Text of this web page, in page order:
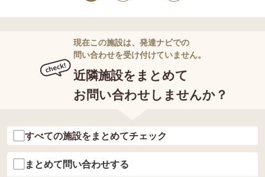
集中して長い時間楽しみました✊️ #放課後
等デイサービス #放デイ #児発 #児童発達
支援 #療育 ぽっぷあっぷ 学びの多様化 発
達障害 発達支援 ろりぽっぷ学園 ろりぽっ
ぷ保育園 ろりぽっぷこども園 ろりぽっぷ
小学校 ADHD 自閉症 自閉スペクトラム症
発達障がいグレー 発達ゆっくりさん 福祉
現在この施設は、発達ナビでの
問い合わせを受け付けていません。
近隣施設をまとめて
お問い合わせしませんか？
すべての施設をまとめてチェック
まとめて問い合わせする